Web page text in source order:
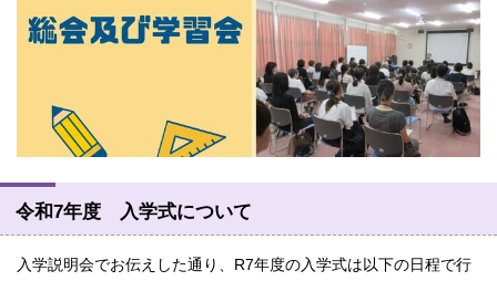
令和7年度 入学式について
入学説明会でお伝えした通り、R7年度の入学式は以下の日程で行